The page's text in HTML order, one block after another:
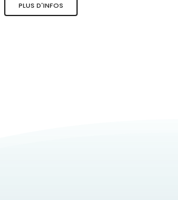
PLUS D'INFOS